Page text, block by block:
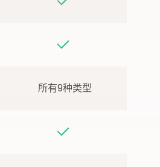
所有9种类型